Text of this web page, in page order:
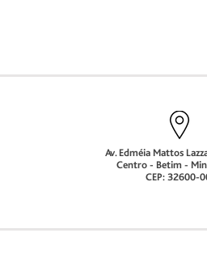
Av. Edméia Mattos
Centro - Betim -
CEP: 32600-